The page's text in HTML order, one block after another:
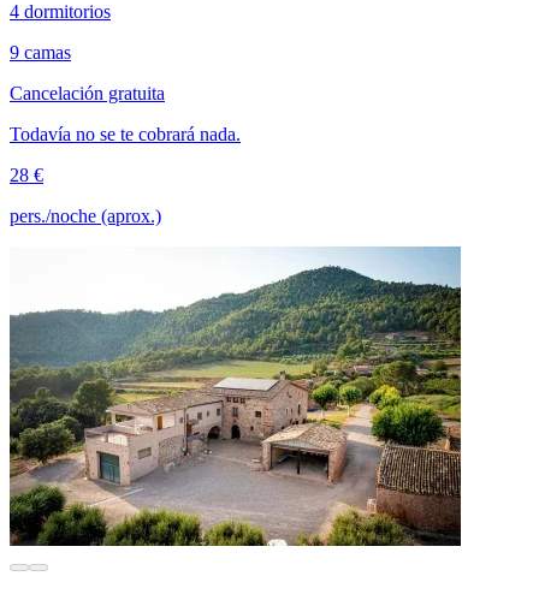
4 dormitorios
9 camas
Cancelación gratuita
Todavía no se te cobrará nada.
28 €
pers./noche (aprox.)